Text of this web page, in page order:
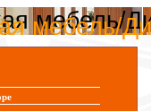
мебель/
мебель/